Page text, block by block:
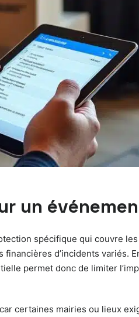
un
spécifique qui couvre
d’incidents
permet donc de limiter
certaines mairies ou lieux